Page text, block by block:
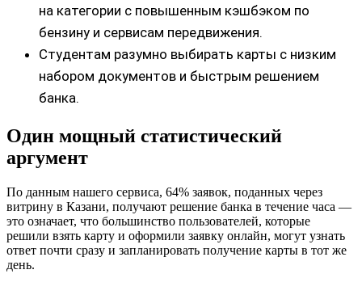
на категории c повышенным кэшбэком по
бензину и сервисам передвижения.
Студентам разумно выбирать карты с низким
набором документов и быстрым решением
банка.
Один мощный статистический
аргумент
По данным нашего сервиса, 64% заявок, поданных через
витрину в Казани, получают решение банка в течение часа —
это означает, что большинство пользователей, которые
решили взять карту и оформили заявку онлайн, могут узнать
ответ почти сразу и запланировать получение карты в тот же
день.